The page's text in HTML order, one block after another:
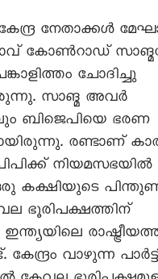
നേതാക്കള്‍
കോണ്‍റാഡ്
ചോദിച്ചു
സാങ്മ അവര്‍
ബിജെപിയെ ഭരണ
രണ്ടാണ്
ഒരു കക്ഷിയുടെ
ഭൂരിപക്ഷത്തിന്
വാഴുന്ന